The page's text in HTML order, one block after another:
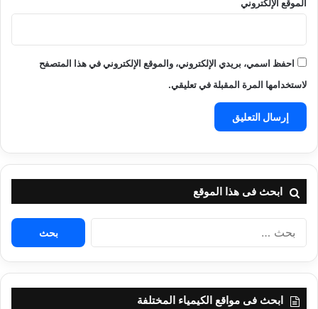
الموقع الإلكتروني
احفظ اسمي، بريدي الإلكتروني، والموقع الإلكتروني في هذا المتصفح
لاستخدامها المرة المقبلة في تعليقي.
ابحث فى هذا الموقع
البحث
ابحث فى مواقع الكيمياء المختلفة